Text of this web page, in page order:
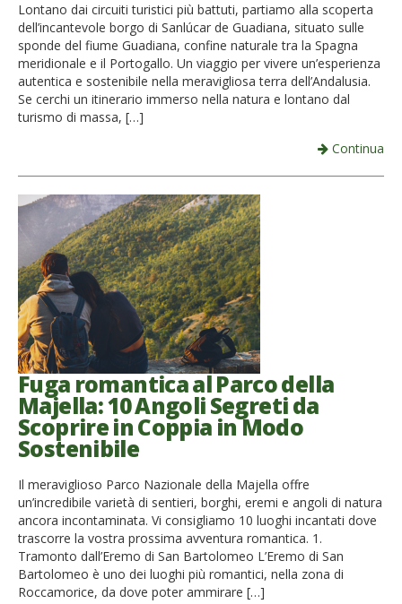
Lontano dai circuiti turistici più battuti, partiamo alla scoperta
dell’incantevole borgo di Sanlúcar de Guadiana, situato sulle
sponde del fiume Guadiana, confine naturale tra la Spagna
meridionale e il Portogallo. Un viaggio per vivere un’esperienza
autentica e sostenibile nella meravigliosa terra dell’Andalusia.
Se cerchi un itinerario immerso nella natura e lontano dal
turismo di massa, […]
Continua
Fuga romantica al Parco della
Majella: 10 Angoli Segreti da
Scoprire in Coppia in Modo
Sostenibile
Il meraviglioso Parco Nazionale della Majella offre
un’incredibile varietà di sentieri, borghi, eremi e angoli di natura
ancora incontaminata. Vi consigliamo 10 luoghi incantati dove
trascorre la vostra prossima avventura romantica. 1.
Tramonto dall’Eremo di San Bartolomeo L’Eremo di San
Bartolomeo è uno dei luoghi più romantici, nella zona di
Roccamorice, da dove poter ammirare […]